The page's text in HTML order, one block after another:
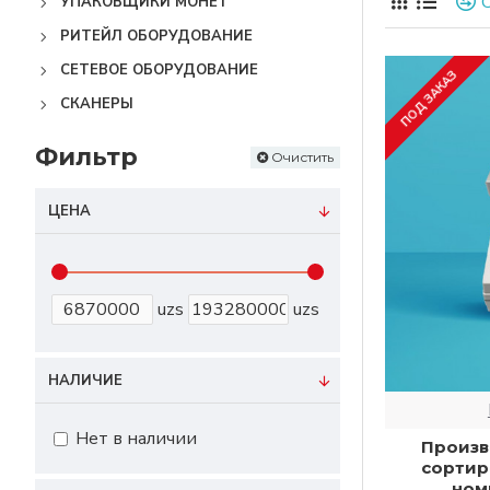
РИТЕЙЛ ОБОРУДОВАНИЕ
СЕТЕВОЕ ОБОРУДОВАНИЕ
СКАНЕРЫ
Фильтр Очистить
ЦЕНА
uzs uzs
НАЛИЧИЕ
Нет в наличии
и высокую
какMagner,
монет для
объема
объема
Все наши
Также мы
защиты от
Закажите
простой
ПОД ЗАКАЗ